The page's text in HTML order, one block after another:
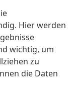
Hier werden
wichtig, um
zu
die Daten